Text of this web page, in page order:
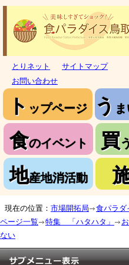
とりネット
サイトマップ
お問い合わせ
ト ップページ う
食のイベント 買
地産地消活動
現在の位置： 市場開拓局 食パラダ
ページ一覧
特集 「ハタハタ」
ない